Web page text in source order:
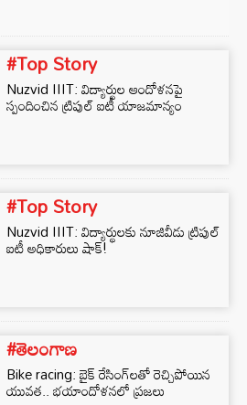
#Top Story
Nuzvid IIIT: విద్యార్థుల ఆందోళనపై
స్పందించిన ట్రిపుల్ ఐటీ యాజమాన్యం
#Top Story
Nuzvid IIIT: విద్యార్థులకు నూజివీడు ట్రిపుల్
ఐటీ అధికారులు షాక్!
#తెలంగాణ
Bike racing: బైక్ రేసింగ్‎లతో రెచ్చిపోయిన
యువత.. భయాందోళనలో ప్రజలు